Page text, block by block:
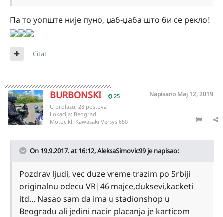
Па то уопште није пуно, џаб-џаба што би се рекло!
Citat
BURBONSKI 25 Napisano Maj 12, 2019
U prolazu, 28 postova
Lokacija: Beograd
Motocikl: Kawasaki Versys 650
On 19.9.2017. at 16:12,AleksaSimovic99 je napisao:
Pozdrav ljudi, vec duze vreme trazim po Srbiji
originalnu odecu VR|46 majce,duksevi,kacketi
itd... Nasao sam da ima u stadionshop u
Beogradu ali jedini nacin placanja je karticom